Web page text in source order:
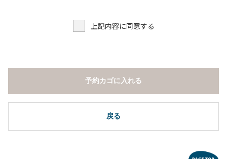
上記内容に同意する
戻る
予約カゴに入れる